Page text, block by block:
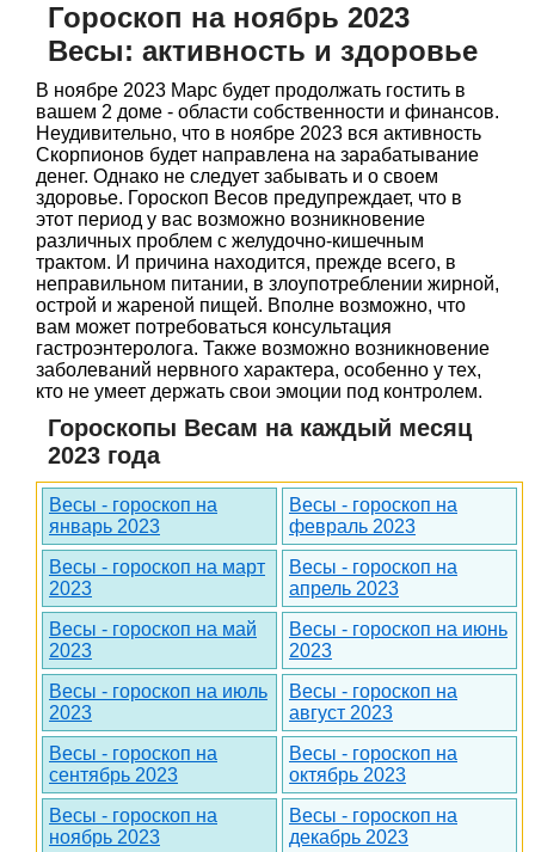
Гороскоп на ноябрь 2023
Весы: активность и здоровье
В ноябре 2023 Марс будет продолжать гостить в
вашем 2 доме - области собственности и финансов.
Неудивительно, что в ноябре 2023 вся активность
Скорпионов будет направлена на зарабатывание
денег. Однако не следует забывать и о своем
здоровье. Гороскоп Весов предупреждает, что в
этот период у вас возможно возникновение
различных проблем с желудочно-кишечным
трактом. И причина находится, прежде всего, в
неправильном питании, в злоупотреблении жирной,
острой и жареной пищей. Вполне возможно, что
вам может потребоваться консультация
гастроэнтеролога. Также возможно возникновение
заболеваний нервного характера, особенно у тех,
кто не умеет держать свои эмоции под контролем.
Гороскопы Весам на каждый месяц
2023 года
Весы - гороскоп на
январь 2023
Весы - гороскоп на
февраль 2023
Весы - гороскоп на март
2023
Весы - гороскоп на
апрель 2023
Весы - гороскоп на май
2023
Весы - гороскоп на июнь
2023
Весы - гороскоп на июль
2023
Весы - гороскоп на
август 2023
Весы - гороскоп на
сентябрь 2023
Весы - гороскоп на
октябрь 2023
Весы - гороскоп на
ноябрь 2023
Весы - гороскоп на
декабрь 2023